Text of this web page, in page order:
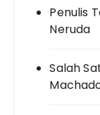
Penulis
Neruda
Salah